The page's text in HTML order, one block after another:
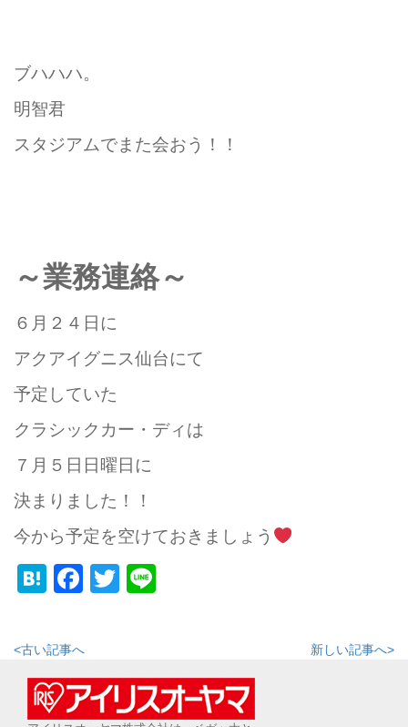
ブハハハ。
明智君
スタジアムでまた会おう！！
～業務連絡～
６月２４日に
アクアイグニス仙台にて
予定していた
クラシックカー・ディは
７月５日日曜日に
決まりました！！
今から予定を空けておきましょう
Hatena
Facebook
Twitter
<古い記事へ 新しい記事へ>